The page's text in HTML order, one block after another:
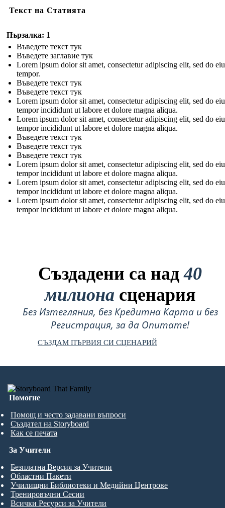
Текст на Статията
Пързалка: 1
Въведете текст тук
Въведете заглавие тук
Lorem ipsum dolor sit amet, consectetur adipiscing elit, sed do
tempor.
Въведете текст тук
Въведете текст тук
Lorem ipsum dolor sit amet, consectetur adipiscing elit, sed do
tempor incididunt ut labore et dolore magna aliqua.
Lorem ipsum dolor sit amet, consectetur adipiscing elit, sed do
tempor incididunt ut labore et dolore magna aliqua.
Въведете текст тук
Въведете текст тук
Въведете текст тук
Lorem ipsum dolor sit amet, consectetur adipiscing elit, sed do
tempor incididunt ut labore et dolore magna aliqua.
Lorem ipsum dolor sit amet, consectetur adipiscing elit, sed do
tempor incididunt ut labore et dolore magna aliqua.
Lorem ipsum dolor sit amet, consectetur adipiscing elit, sed do
tempor incididunt ut labore et dolore magna aliqua.
Създадени са над40
милиона сценария
Без Изтегляния, без Кредитна Карта и без
Регистрация, за да Опитате!
СЪЗДАМ ПЪРВИЯ СИ СЦЕНАРИЙ
Помогне
Помощ и често задавани въпроси
Създател на Storyboard
Как се печата
За Учители
Безплатна Версия за Учители
Областни Пакети
Училищни Библиотеки и Медийни Центрове
Тренировъчни Сесии
Всички Ресурси за Учители